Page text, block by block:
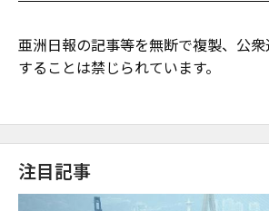
亜洲日報の記事等を無断で複製、公
することは禁じられています。
注目記事